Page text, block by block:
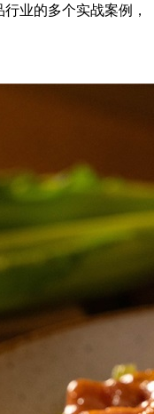
业的多个实战案例，